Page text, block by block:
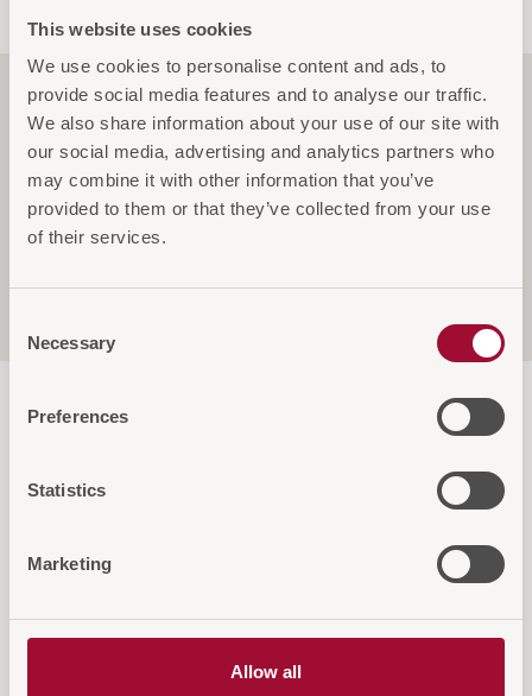
This website uses cookies
We use cookies to personalise content and ads, to
provide social media features and to analyse our traffic.
We also share information about your use of our site with
our social media, advertising and analytics partners who
may combine it with other information that you’ve
provided to them or that they’ve collected from your use
of their services.
Selection
Necessary
Preferences
Statistics
Marketing
Allow all
Funktionen
Spezifikationen
Diese Artikel könnten Sie auch
interessieren